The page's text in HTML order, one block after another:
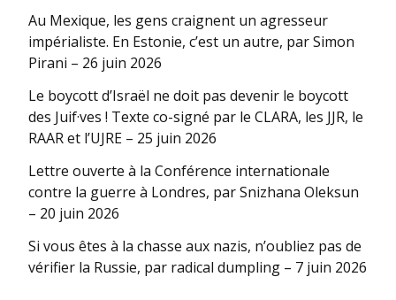
Au Mexique, les gens craignent un agresseur
impérialiste. En Estonie, c’est un autre, par Simon
Pirani – 26 juin 2026
Le boycott d’Israël ne doit pas devenir le boycott
des Juif·ves ! Texte co-signé par le CLARA, les JJR, le
RAAR et l’UJRE – 25 juin 2026
Lettre ouverte à la Conférence internationale
contre la guerre à Londres, par Snizhana Oleksun
– 20 juin 2026
Si vous êtes à la chasse aux nazis, n’oubliez pas de
vérifier la Russie, par radical dumpling – 7 juin 2026